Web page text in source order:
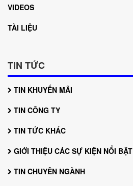
VIDEOS
TÀI LIỆU
TIN TỨC
TIN KHUYẾN MÃI
TIN CÔNG TY
TIN TỨC KHÁC
GIỚI THIỆU CÁC SỰ KIỆN NỔI BẬT
TIN CHUYÊN NGÀNH